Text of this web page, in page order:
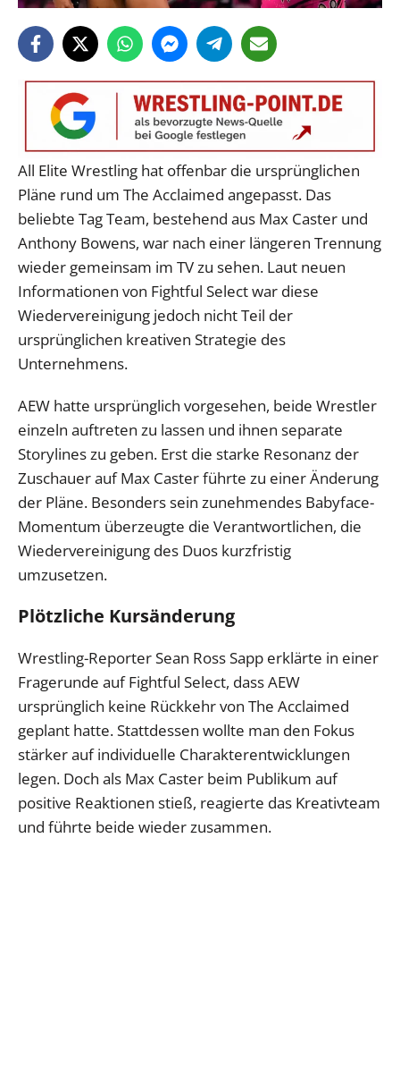
All Elite Wrestling hat offenbar die ursprünglichen
Pläne rund um The Acclaimed angepasst. Das
beliebte Tag Team, bestehend aus Max Caster und
Anthony Bowens, war nach einer längeren Trennung
wieder gemeinsam im TV zu sehen. Laut neuen
Informationen von Fightful Select war diese
Wiedervereinigung jedoch nicht Teil der
ursprünglichen kreativen Strategie des
Unternehmens.
AEW hatte ursprünglich vorgesehen, beide Wrestler
einzeln auftreten zu lassen und ihnen separate
Storylines zu geben. Erst die starke Resonanz der
Zuschauer auf Max Caster führte zu einer Änderung
der Pläne. Besonders sein zunehmendes Babyface-
Momentum überzeugte die Verantwortlichen, die
Wiedervereinigung des Duos kurzfristig
umzusetzen.
Plötzliche Kursänderung
Wrestling-Reporter Sean Ross Sapp erklärte in einer
Fragerunde auf Fightful Select, dass AEW
ursprünglich keine Rückkehr von The Acclaimed
geplant hatte. Stattdessen wollte man den Fokus
stärker auf individuelle Charakterentwicklungen
legen. Doch als Max Caster beim Publikum auf
positive Reaktionen stieß, reagierte das Kreativteam
und führte beide wieder zusammen.